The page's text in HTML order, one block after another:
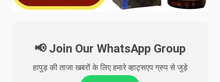
📢 Join Our WhatsApp Group
हापुड़ की ताजा खबरों के लिए हमारे व्हाट्सएप ग्रुप से जुड़े